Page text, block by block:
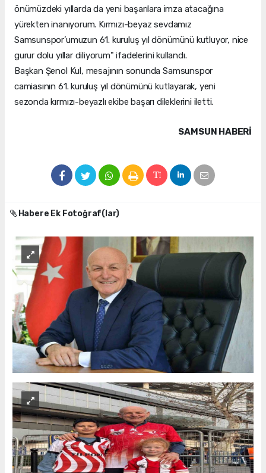
önümüzdeki yıllarda da yeni başarılara imza atacağına
yürekten inanıyorum. Kırmızı-beyaz sevdamız
Samsunspor’umuzun 61. kuruluş yıl dönümünü kutluyor, nice
gurur dolu yıllar diliyorum" ifadelerini kullandı.
Başkan Şenol Kul, mesajının sonunda Samsunspor
camiasının 61. kuruluş yıl dönümünü kutlayarak, yeni
sezonda kırmızı-beyazlı ekibe başarı dileklerini iletti.
SAMSUN HABERİ
Habere Ek Fotoğraf(lar)